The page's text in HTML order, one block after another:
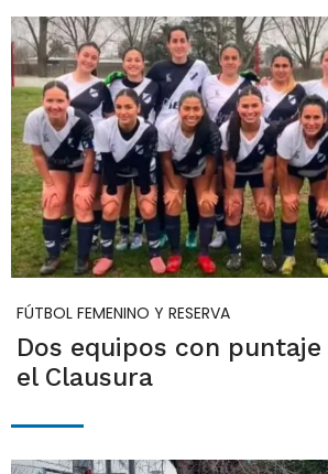
FÚTBOL FEMENINO Y RESERVA
Dos equipos con
el Clausura